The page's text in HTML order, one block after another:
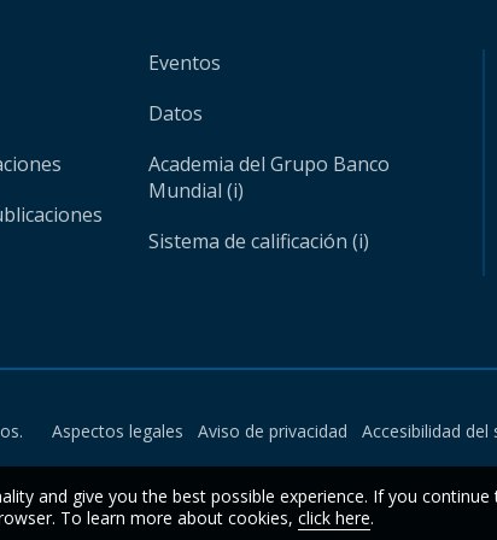
Eventos
Datos
Academia del Grupo Banco
Mundial (i)
Sistema de calificación (i)
Aspectos legales Aviso de privacidad Accesibilidad del
and give you the best possible experience. If you
To learn more about cookies, click here.